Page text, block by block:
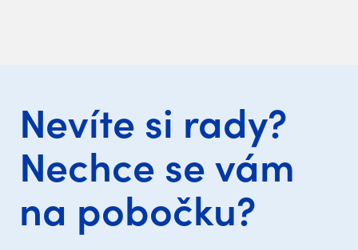
Nevíte si rady?
Nechce se vám
na pobočku?